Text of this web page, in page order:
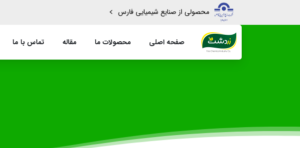
محصولی از صنایع شیمیایی فارس
صفحه اصلی محصولات ما مقاله تماس با ما